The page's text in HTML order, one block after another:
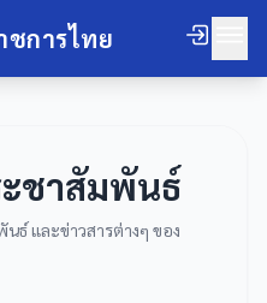
ชการไทย
ะชาสัมพันธ์
และข่าวสารต่างๆ ของ